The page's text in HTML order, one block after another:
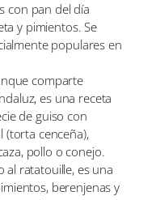
con pan del día
y pimientos. Se
populares en
comparte
es una receta
de guiso con
(torta cenceña),
pollo o conejo.
al ratatouille, es una
berenjenas y